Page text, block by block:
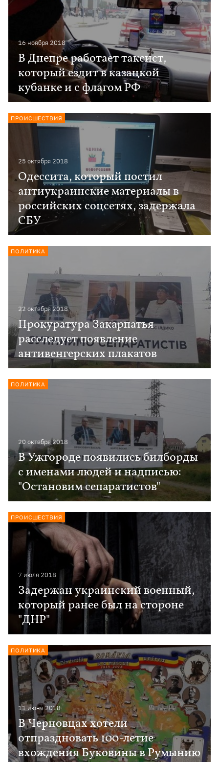
16 ноября 2018
В Днепре работает таксист,
который ездит в казацкой
кубанке и с флагом РФ
25 октября 2018
Одессита, который постил
антиукраинские материалы в
российских соцсетях, задержала
СБУ
ПРОИСШЕСТВИЯ
22 октября 2018
Прокуратура Закарпатья
расследует появление
антивенгерских плакатов
ПОЛИТИКА
20 октября 2018
В Ужгороде появились билборды
с именами людей и надписью:
"Остановим сепаратистов"
ПОЛИТИКА
7 июля 2018
Задержан украинский военный,
который ранее был на стороне
"ДНР"
ПРОИСШЕСТВИЯ
11 июня 2018
В Черновцах хотели
отпраздновать 100-летие
вхождения Буковины в Румынию
ПОЛИТИКА